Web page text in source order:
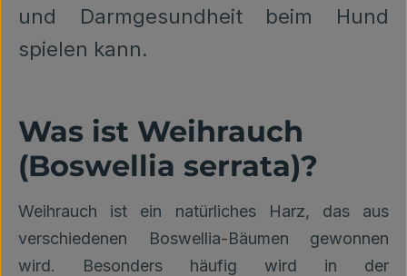
und Darmgesundheit beim Hund
spielen kann.
Was ist Weihrauch
(Boswellia serrata)?
Weihrauch ist ein natürliches Harz, das aus
verschiedenen Boswellia-Bäumen gewonnen
wird. Besonders häufig wird in der